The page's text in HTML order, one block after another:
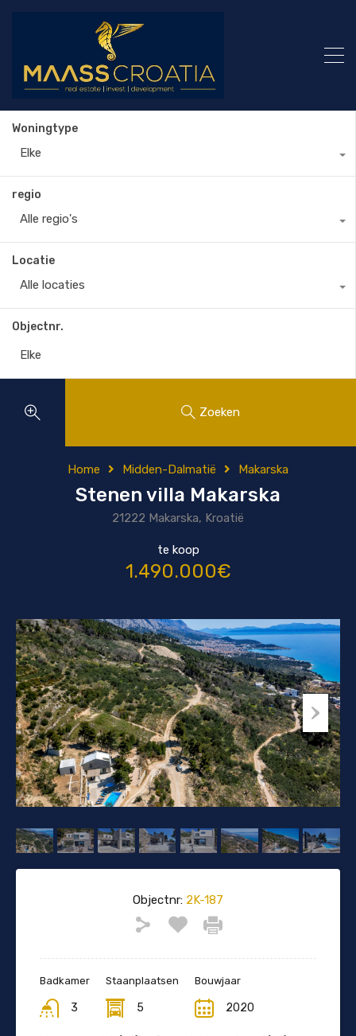
Woningtype
Elke
regio
Alle regio's
Locatie
Alle locaties
Objectnr.
Zoeken
Home Midden-Dalmatië Makarska
Stenen villa Makarska
21222 Makarska, Kroatië
te koop
1.490.000€
Objectnr: 2K-187
Badkamer
3
Staanplaatsen
5
Bouwjaar
2020